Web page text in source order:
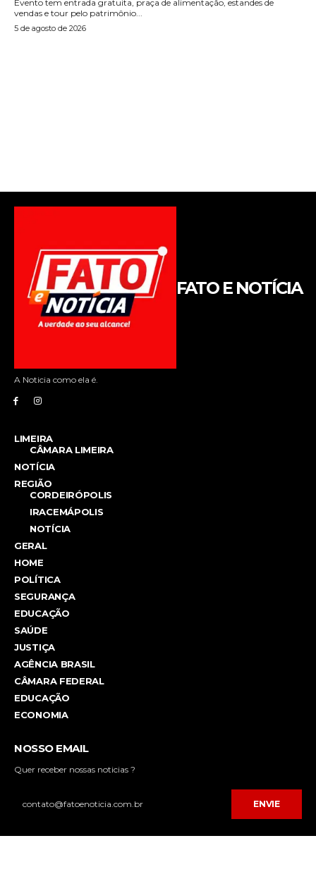
FATO E NOTÍCIA
A Noticia como ela é.
LIMEIRA
CÂMARA LIMEIRA
NOTÍCIA
REGIÃO
CORDEIRÓPOLIS
IRACEMÁPOLIS
NOTÍCIA
GERAL
HOME
POLÍTICA
SEGURANÇA
EDUCAÇÃO
SAÚDE
JUSTIÇA
AGÊNCIA BRASIL
CÂMARA FEDERAL
EDUCAÇÃO
ECONOMIA
NOSSO EMAIL
Quer receber nossas noticias ?
ENVIE